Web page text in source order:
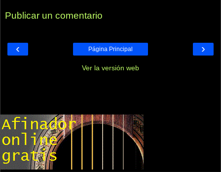
Publicar un comentario
‹ ›
Página Principal
Ver la versión web